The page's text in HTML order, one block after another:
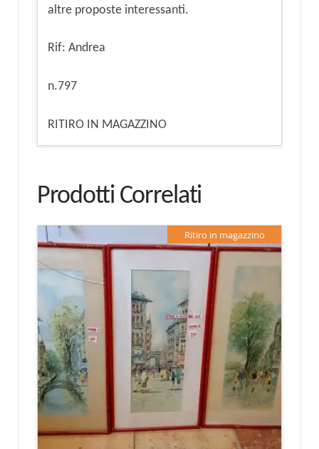
altre proposte interessanti.
Rif: Andrea
n.797
RITIRO IN MAGAZZINO
Prodotti Correlati
Ritiro in magazzino